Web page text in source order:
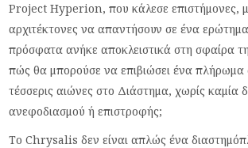
Project Hyperion, που κάλεσε επιστήμονες,
αρχιτέκτονες να απαντήσουν σε ένα
πρόσφατα ανήκε αποκλειστικά στη σφαίρα
πώς θα μπορούσε να επιβιώσει ένα
τέσσερις αιώνες στο Διάστημα, χωρίς καμία
ανεφοδιασμού ή επιστροφής;
Το Chrysalis δεν είναι απλώς ένα